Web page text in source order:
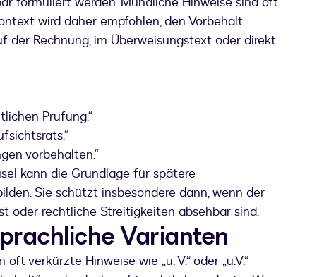
wird daher empfohlen, den Vorbehalt
Rechnung, im Überweisungstext oder direkt
Prüfung.“
vorbehalten.“
kann die Grundlage für spätere
Sie schützt insbesondere dann, wenn der
oder rechtliche Streitigkeiten absehbar sind.
Varianten
verkürzte Hinweise wie „u. V.“ oder „u.V.“